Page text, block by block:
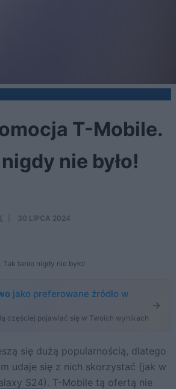
T-Mobile.
nie było!
30 LIPCA 2024
tanio nigdy nie było!
jako preferowane źródło w
częściej pojawiać się w Twoich wynikach
udaje się z nich skorzystać (jak w
S24). T-Mobile tą ofertą nie